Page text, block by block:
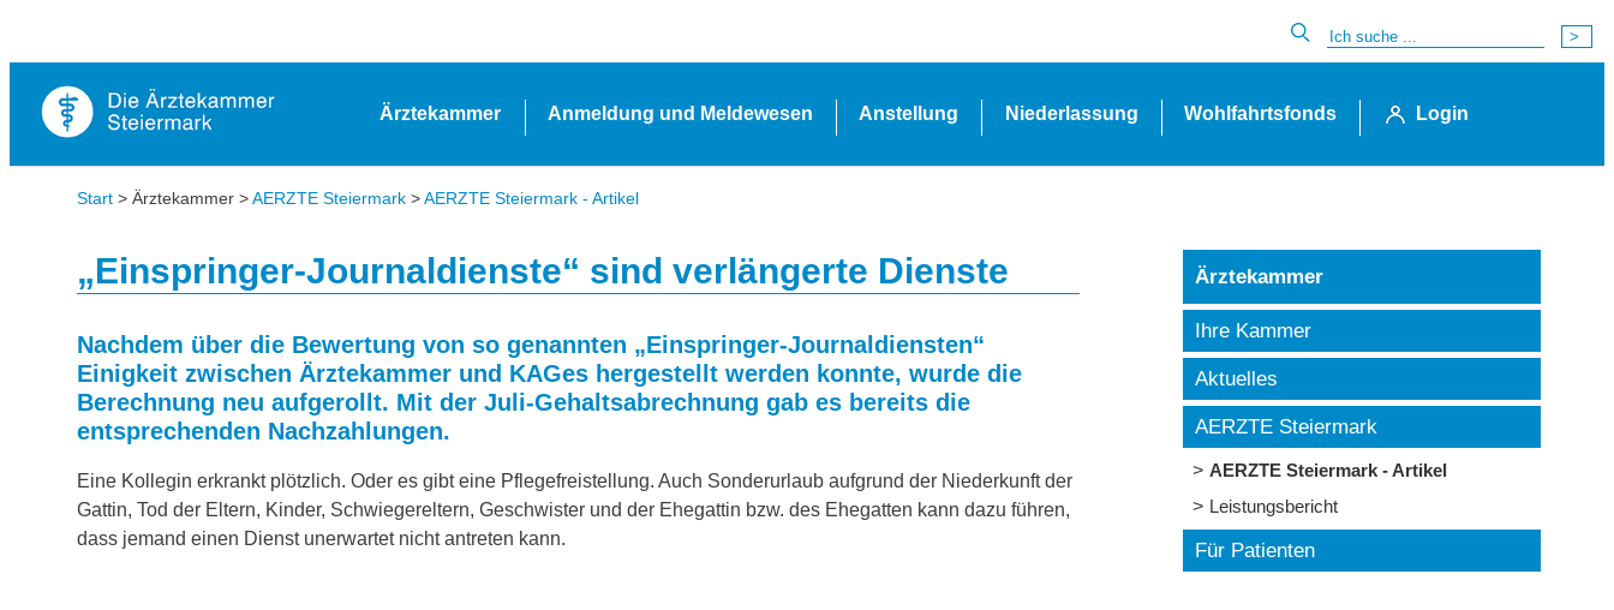
Ärztekammer Anmeldung und Meldewesen Anstellung Niederlassung Wohlfahrtsfonds Login
Start > Ärztekammer >AERZTE Steiermark >AERZTE Steiermark - Artikel
„Einspringer-Journaldienste“ sind verlängerte Dienste
Nachdem über die Bewertung von so genannten „Einspringer-Journaldiensten“
Einigkeit zwischen Ärztekammer und KAGes hergestellt werden konnte, wurde die
Berechnung neu aufgerollt. Mit der Juli-Gehaltsabrechnung gab es bereits die
entsprechenden Nachzahlungen.
Eine Kollegin erkrankt plötzlich. Oder es gibt eine Pflegefreistellung. Auch Sonderurlaub aufgrund der Niederkunft der
Gattin, Tod der Eltern, Kinder, Schwiegereltern, Geschwister und der Ehegattin bzw. des Ehegatten kann dazu führen,
dass jemand einen Dienst unerwartet nicht antreten kann.
Ärztekammer
Ihre Kammer
Aktuelles
AERZTE Steiermark
AERZTE Steiermark - Artikel
Leistungsbericht
Für Patienten